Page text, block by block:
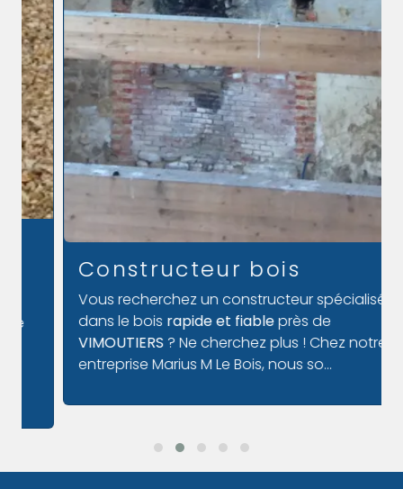
Constructeur bois
Vous recherchez un constructeur spécialisé
dans le boisrapide et fiable près de
VIMOUTIERS? Ne cherchez plus ! Chez notre
entreprise Marius M Le Bois, nous so...